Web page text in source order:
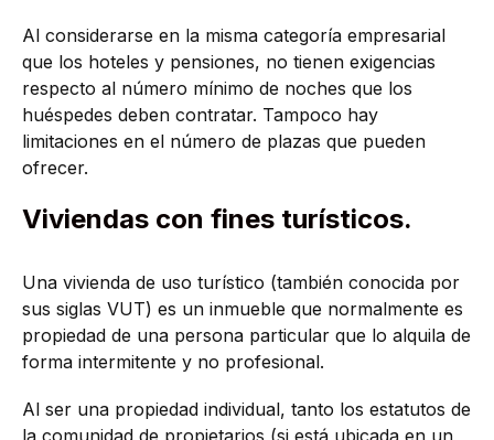
Al considerarse en la misma categoría empresarial
que los hoteles y pensiones, no tienen exigencias
respecto al número mínimo de noches que los
huéspedes deben contratar. Tampoco hay
limitaciones en el número de plazas que pueden
ofrecer.
Viviendas con fines turísticos.
Una vivienda de uso turístico (también conocida por
sus siglas VUT) es un inmueble que normalmente es
propiedad de una persona particular que lo alquila de
forma intermitente y no profesional.
Al ser una propiedad individual, tanto los estatutos de